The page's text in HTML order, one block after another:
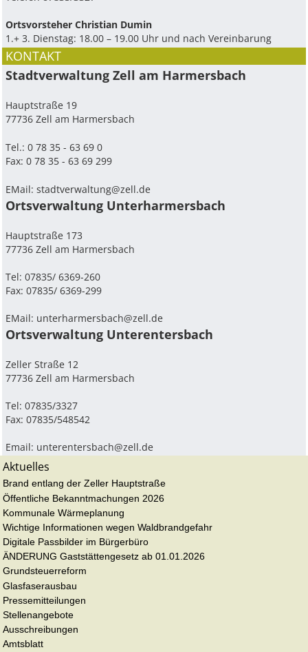
Ortsvorsteher Christian Dumin
1.+ 3. Dienstag: 18.00 – 19.00 Uhr und nach Vereinbarung
KONTAKT
Stadtverwaltung Zell am Harmersbach
Hauptstraße 19
77736 Zell am Harmersbach
Tel.: 0 78 35 - 63 69 0
Fax: 0 78 35 - 63 69 299
EMail:stadtverwaltung@zell.de
Ortsverwaltung Unterharmersbach
Hauptstraße 173
77736 Zell am Harmersbach
Tel: 07835/ 6369-260
Fax: 07835/ 6369-299
EMail: unterharmersbach@zell.de
Ortsverwaltung Unterentersbach
Zeller Straße 12
77736 Zell am Harmersbach
Tel: 07835/3327
Fax: 07835/548542
Email: unterentersbach@zell.de
Aktuelles
Brand entlang der Zeller Hauptstraße
Öffentliche Bekanntmachungen 2026
Kommunale Wärmeplanung
Wichtige Informationen wegen Waldbrandgefahr
Digitale Passbilder im Bürgerbüro
ÄNDERUNG Gaststättengesetz ab 01.01.2026
Grundsteuerreform
Glasfaserausbau
Pressemitteilungen
Stellenangebote
Ausschreibungen
Amtsblatt